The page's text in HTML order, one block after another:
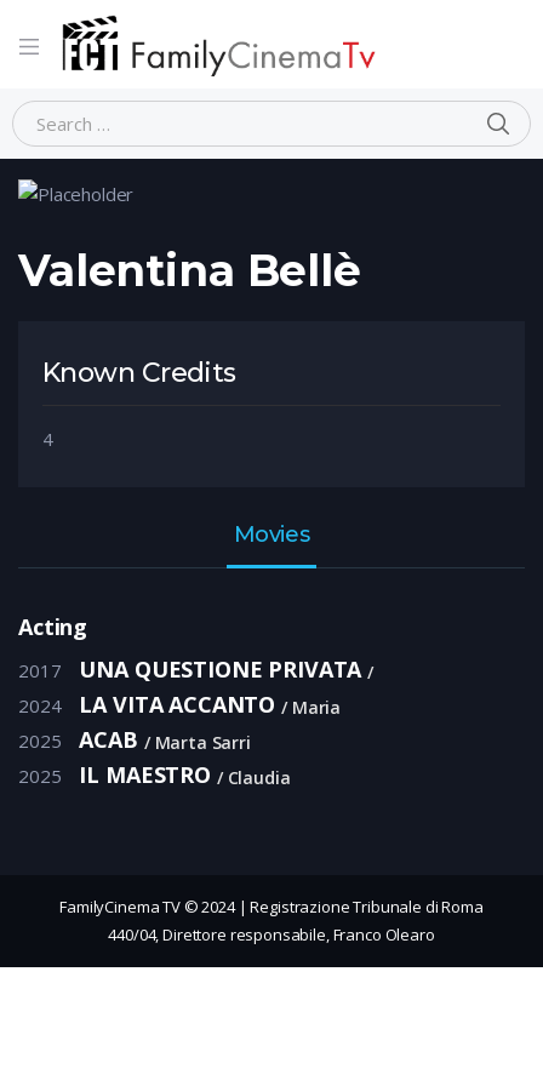
Home Person Valentina Bellè
Valentina Bellè
Known Credits
4
Movies
Acting
2017 UNA QUESTIONE PRIVATA
2024 LA VITA ACCANTO Maria
2025 ACAB Marta Sarri
2025 IL MAESTRO Claudia
FamilyCinema TV © 2024 | Registrazione Tribunale di Roma
440/04, Direttore responsabile, Franco Olearo